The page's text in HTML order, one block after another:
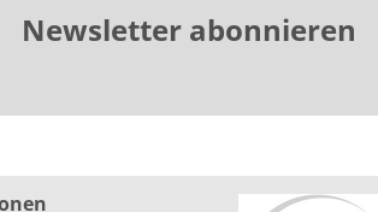
Newsletter abonnieren